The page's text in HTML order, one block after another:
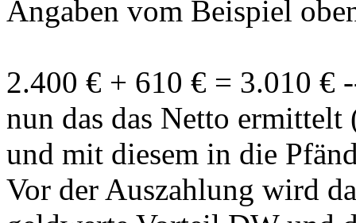
Angaben vom Beispiel
2.400 € + 610 € = 3.010 €
nun das das Netto
und mit diesem in die
Vor der Auszahlung wird